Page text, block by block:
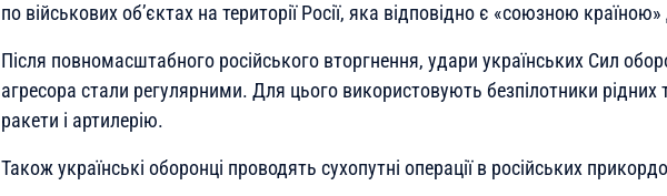
по військових об’єктах на території Росії, яка відповідно є «союзною країною»
Після повномасштабного російського вторгнення, удари українських Сил
агресора стали регулярними. Для цього використовують безпілотники рідних
ракети і артилерію.
Також українські оборонці проводять сухопутні операції в російських